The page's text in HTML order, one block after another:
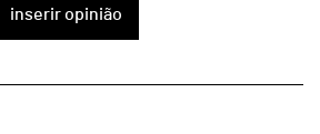
inserir opinião